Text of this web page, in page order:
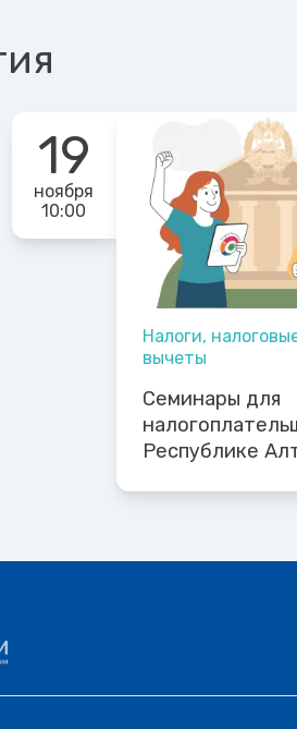
19
ноября
10:00
Налоги,
вычеты
Семинары для
Республике